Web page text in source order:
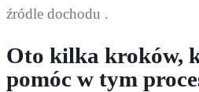
źródle dochodu .
Oto kilka kroków,
pomóc w tym